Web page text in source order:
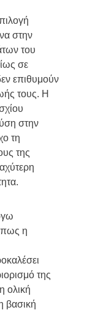
στην
του
σε
επιθυμούν
τους. Η
στην
τη
της
η
της
ολική
βασική